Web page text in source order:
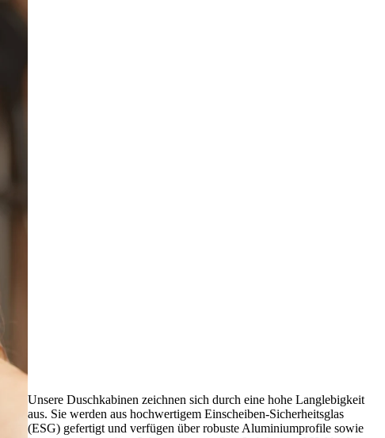
Unsere Duschkabinen zeichnen sich durch eine hohe Langlebigkeit
aus. Sie werden aus hochwertigem Einscheiben-Sicherheitsglas
(ESG) gefertigt und verfügen über robuste Aluminiumprofile sowie